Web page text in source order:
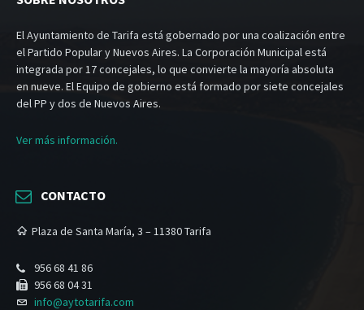
El Ayuntamiento de Tarifa está gobernado por una coalización entre
el Partido Popular y Nuevos Aires. La Corporación Municipal está
integrada por 17 concejales, lo que convierte la mayoría absoluta
en nueve. El Equipo de gobierno está formado por siete concejales
del PP y dos de Nuevos Aires.
Ver más información.
CONTACTO
Plaza de Santa María, 3 – 11380 Tarifa
956 68 41 86
956 68 04 31
info@aytotarifa.com